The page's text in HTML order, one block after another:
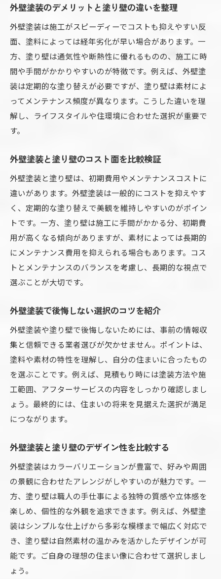
外壁塗装のデメリットと塗り壁の違いを整理
外壁塗装は施工がスピーディーでコストも抑えやすい反
面、塗料によっては経年劣化が早い場合があります。一
方、塗り壁は通気性や断熱性に優れるものの、施工に時
間や手間がかかりやすいのが特徴です。例えば、外壁塗
装は定期的な塗り替えが必要ですが、塗り壁は素材によ
ってメンテナンス頻度が異なります。こうした違いを理
解し、ライフスタイルや住環境に合わせた選択が重要で
す。
外壁塗装と塗り壁のコスト面を比較検証
外壁塗装と塗り壁は、初期費用やメンテナンスコストに
違いがあります。外壁塗装は一般的にコストを抑えやす
く、定期的な塗り替えで美観を維持しやすいのがポイン
トです。一方、塗り壁は施工に手間がかかる分、初期費
用が高くなる傾向がありますが、素材によっては長期的
にメンテナンス費用を抑えられる場合もあります。コス
トとメンテナンスのバランスを考慮し、長期的な視点で
選ぶことが大切です。
外壁塗装で後悔しない選択のコツを紹介
外壁塗装や塗り壁で後悔しないためには、事前の情報収
集と信頼できる業者選びが欠かせません。ポイントは、
塗料や素材の特性を理解し、自分の住まいに合ったもの
を選ぶことです。例えば、見積もり時には塗装方法や施
工範囲、アフターサービスの内容をしっかり確認しまし
ょう。最終的には、住まいの将来を見据えた選択が満足
につながります。
外壁塗装と塗り壁のデザイン性を比較する
外壁塗装はカラーバリエーションが豊富で、好みや周囲
の景観に合わせたアレンジがしやすいのが魅力です。一
方、塗り壁は職人の手仕事による独特の質感や立体感を
楽しめ、個性的な外観を追求できます。例えば、外壁塗
装はシンプルな仕上げから多彩な模様まで幅広く対応で
き、塗り壁は自然素材の温かみを活かしたデザインが可
能です。ご自身の理想の住まい像に合わせて選択しまし
ょう。